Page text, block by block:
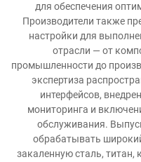
для обеспечения
Производители также
настройки для
отрасли — от
промышленности до
экспертиза
интерфейсов,
мониторинга и
обслуживания.
обрабатывать
закаленную сталь, титан,